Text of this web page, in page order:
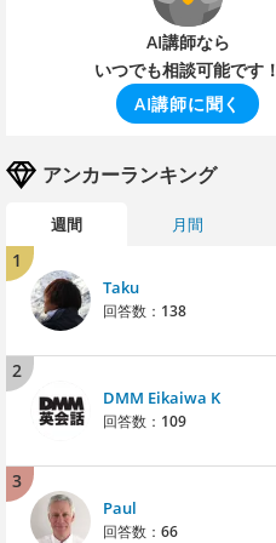
AI講師なら
いつでも相談可能です！
AI講師に聞く
アンカーランキング
週間 月間
1
Taku
回答数： 138
2
DMM Eikaiwa K
回答数： 109
3
Paul
回答数： 66